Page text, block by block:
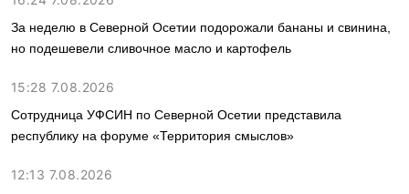
За неделю в Северной Осетии подорожали бананы и свинина,
но подешевели сливочное масло и картофель
15:28 7.08.2026
Сотрудница УФСИН по Северной Осетии представила
республику на форуме «Территория смыслов»
12:13 7.08.2026